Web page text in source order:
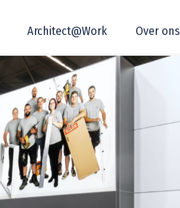
Architect@Work Over ons